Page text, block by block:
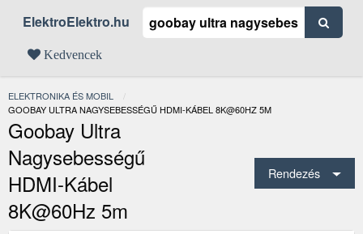
ElektroElektro.hu
Kedvencek
ELEKTRONIKA ÉS MOBIL
JELENLEGI:
GOOBAY ULTRA NAGYSEBESSÉGŰ HDMI-KÁBEL 8K@60HZ 5M
Goobay Ultra
Nagysebességű
HDMI-Kábel
8K@60Hz 5m
Rendezés